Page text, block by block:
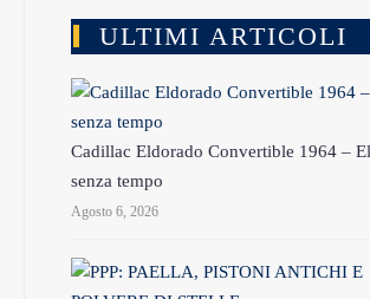
ULTIMI ARTICOLI
Cadillac Eldorado Convertible 1964 –
senza tempo
Agosto 6, 2026